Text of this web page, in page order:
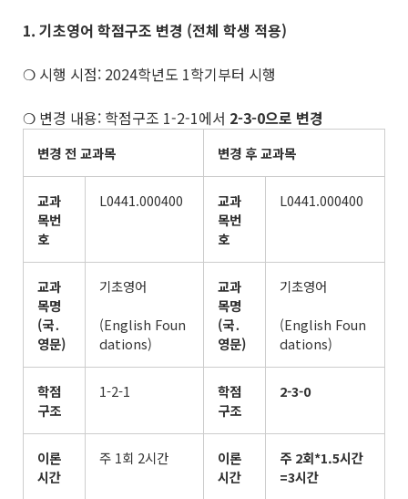
1. 기초영어 학점구조 변경 (전체 학생 적용)
❍ 시행 시점: 2024학년도 1학기부터 시행
❍ 변경 내용: 학점구조 1-2-1에서 2-3-0으로 변경
변경 전 교과목 변경 후 교과목
교과
목번
호
L0441.000400
교과
목번
호
L0441.000400
교과
목명
(국․
영문)
기초영어
(English Foun
dations)
교과
목명
(국․
영문)
기초영어
(English Foun
dations)
학점
구조
1-2-1
학점
구조
2-3-0
이론
시간
주 1회 2시간
이론
시간
주 2회*1.5시간
=3시간